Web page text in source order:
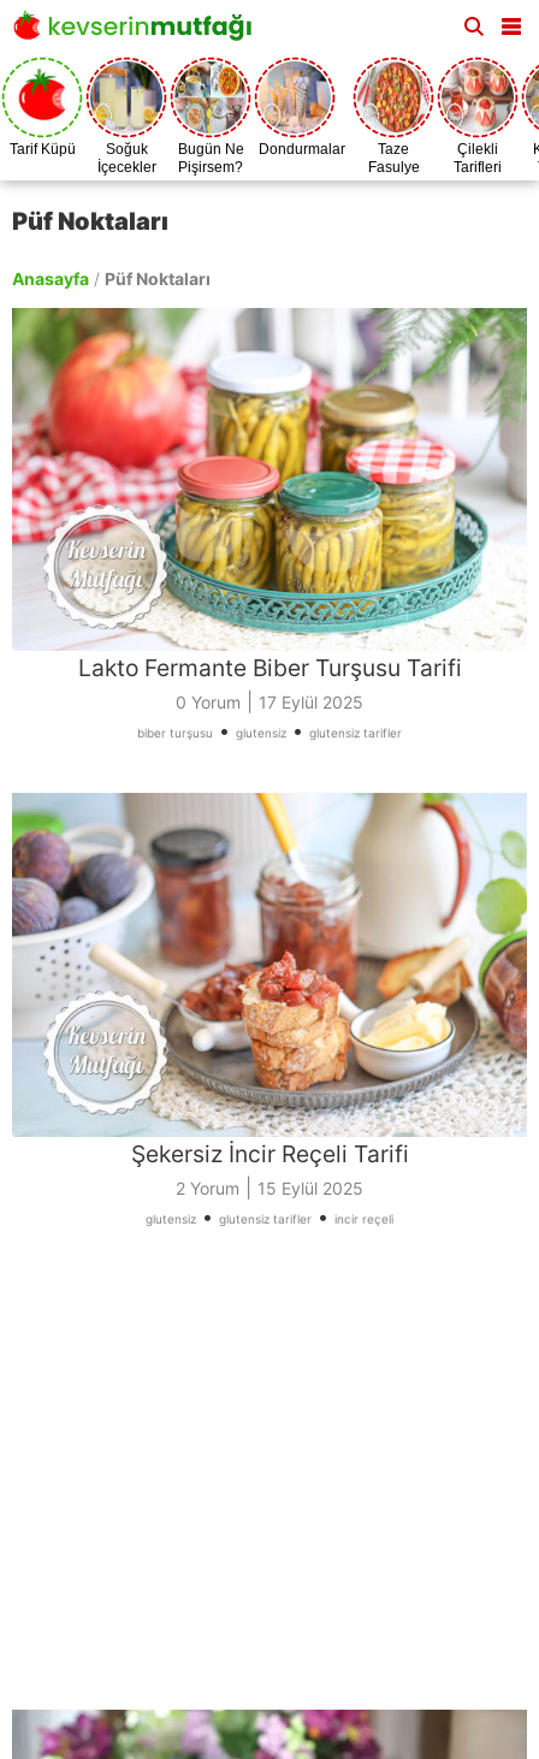
Tarif Küpü
Soğuk
İçecekler
Bugün Ne
Pişirsem?
Dondurmalar
Taze
Fasulye
Zamanı
Çilekli
Tarifleri
Püf Noktaları
Anasayfa / Püf Noktaları
Lakto Fermante Biber Turşusu Tarifi
0 Yorum 17 Eylül 2025
biber turşusu • glutensiz • glutensiz tarifler
Şekersiz İncir Reçeli Tarifi
2 Yorum 15 Eylül 2025
glutensiz • glutensiz tarifler • incir reçeli